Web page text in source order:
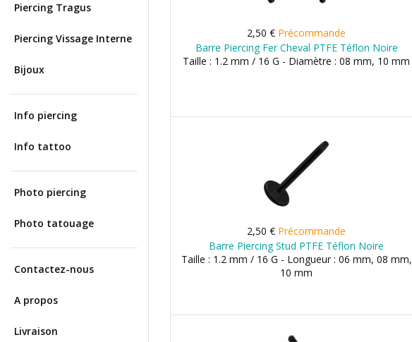
Piercing Tragus
Piercing Vissage Interne
Bijoux
Info piercing
Info tattoo
Photo piercing
Photo tatouage
Contactez-nous
A propos
Livraison
2,50 € Précommande
Barre Piercing Fer Cheval PTFE Téflon Noire
Taille : 1.2 mm / 16 G - Diamètre : 08 mm, 10 mm
2,50 € Précommande
Barre Piercing Stud PTFE Téflon Noire
Taille : 1.2 mm / 16 G - Longueur : 06 mm, 08 mm,
10 mm